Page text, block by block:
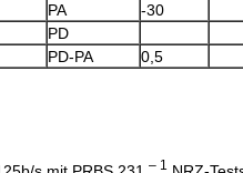
PA
-30
PD
PD-PA 0,5
– 1